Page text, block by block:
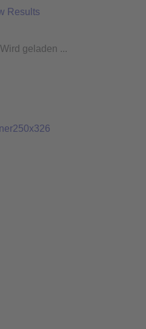
Results
Wird geladen ...